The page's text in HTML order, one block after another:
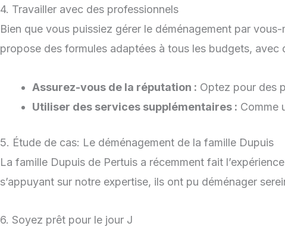
4. Travailler avec des professionnels
Bien que vous puissiez gérer le déménagement par
propose des formules adaptées à tous les budgets, avec
Assurez-vous de la réputation : Optez pour des
Utiliser des services supplémentaires : Comme
5. Étude de cas: Le déménagement de la famille Dupuis
La famille Dupuis de Pertuis a récemment fait
s’appuyant sur notre expertise, ils ont pu déménager
6. Soyez prêt pour le jour J